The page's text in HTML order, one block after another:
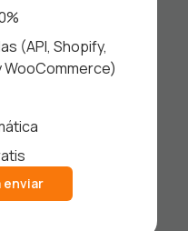
URL
(API, Shopify,
WooCommerce)
enviar